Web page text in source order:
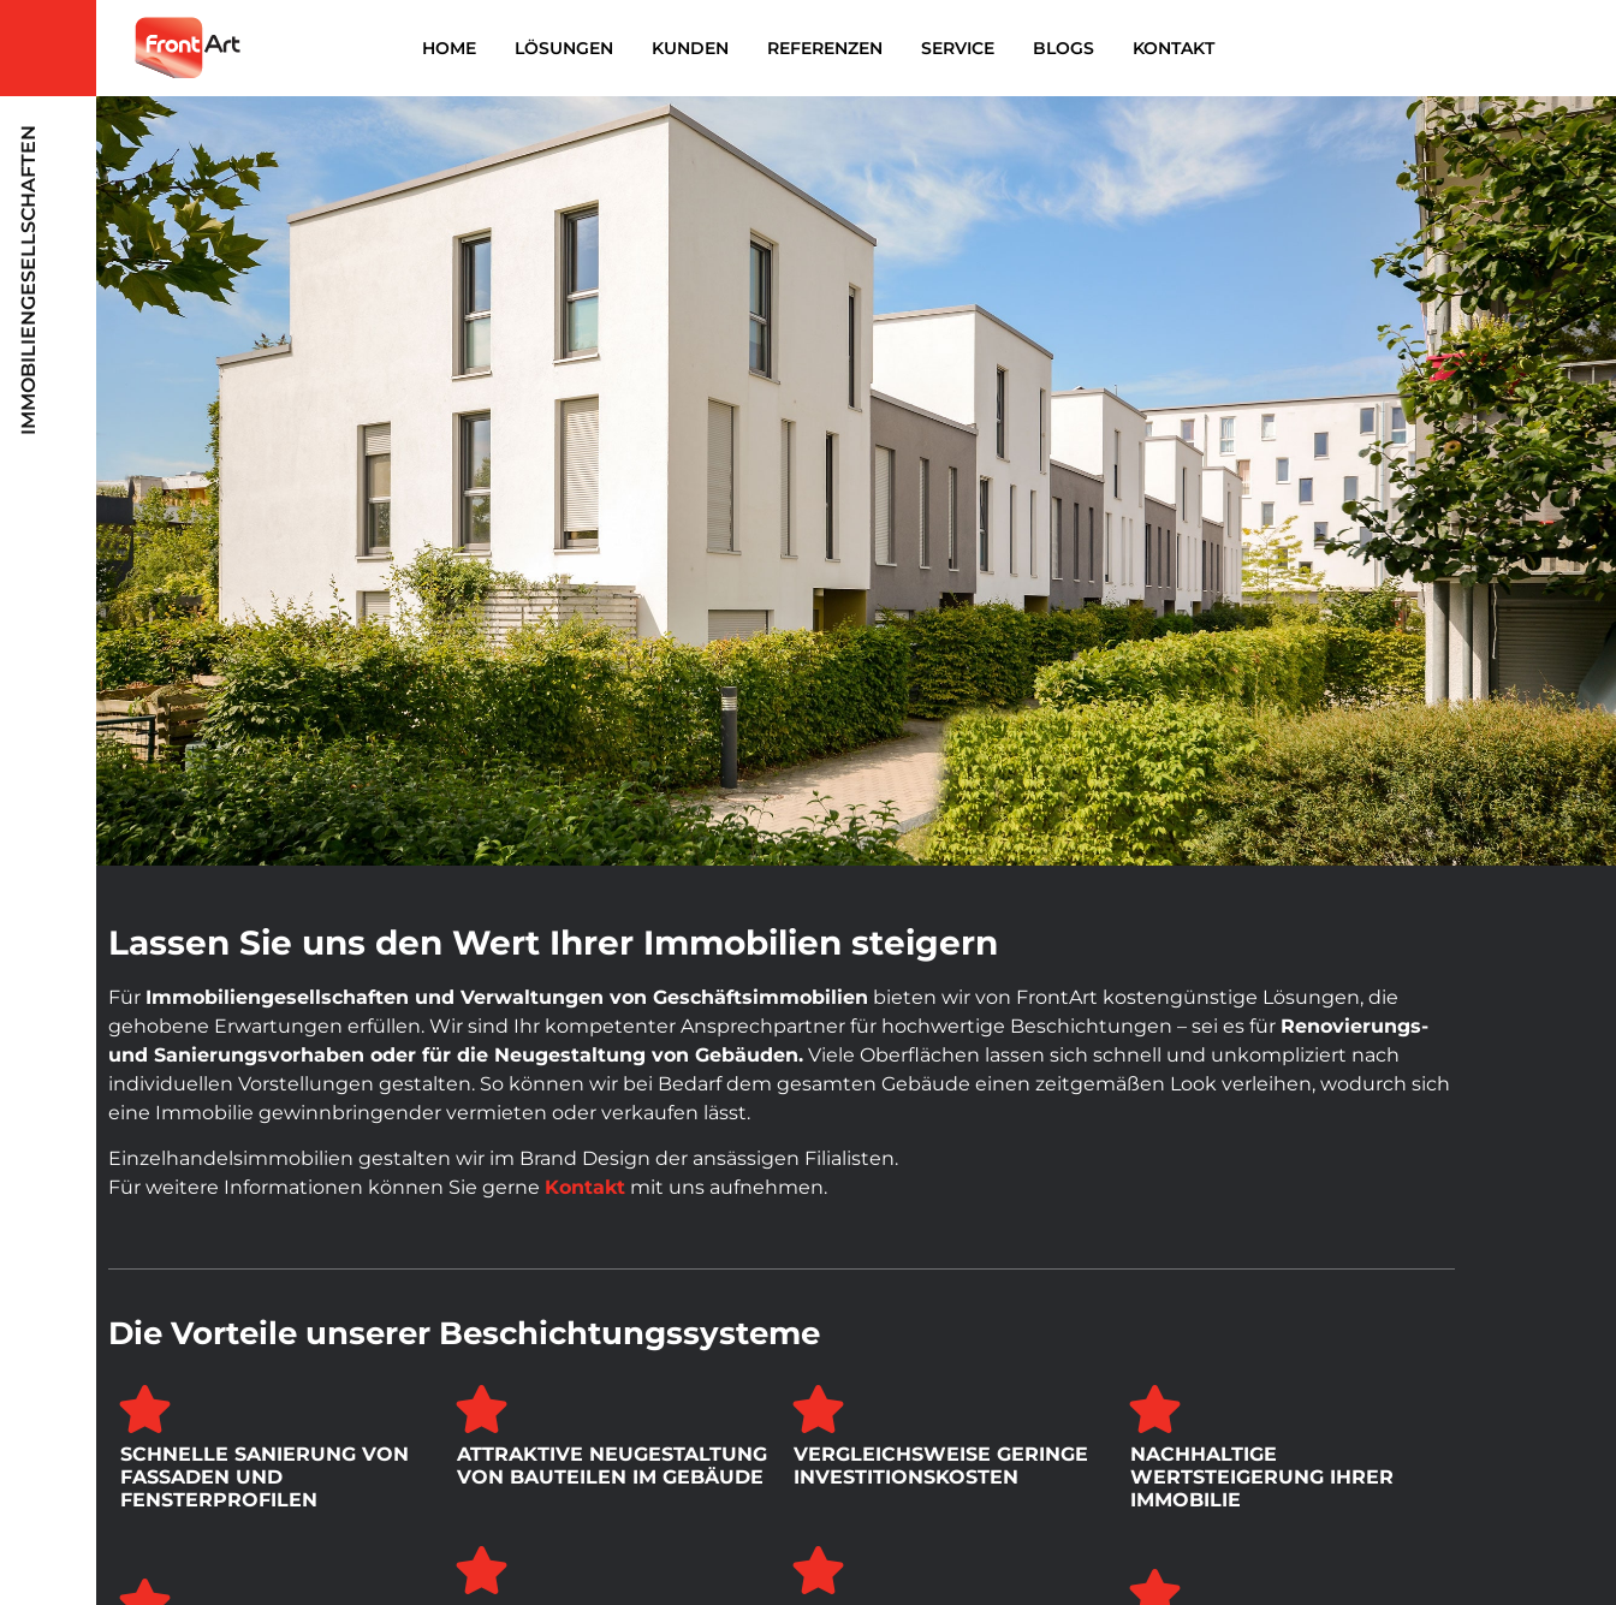
HOME LÖSUNGEN KUNDEN REFERENZEN SERVICE BLOGS KONTAKT
IMMOBILIENGESELLSCHAFTEN
Lassen Sie uns den Wert Ihrer Immobilien steigern
Für Immobiliengesellschaften und Verwaltungen von Geschäftsimmobilien bieten wir von FrontArt kostengünstige Lösungen, die
gehobene Erwartungen erfüllen. Wir sind Ihr kompetenter Ansprechpartner für hochwertige Beschichtungen – sei es für Renovierungs-
und Sanierungsvorhaben oder für die Neugestaltung von Gebäuden. Viele Oberflächen lassen sich schnell und unkompliziert nach
individuellen Vorstellungen gestalten. So können wir bei Bedarf dem gesamten Gebäude einen zeitgemäßen Look verleihen, wodurch sich
eine Immobilie gewinnbringender vermieten oder verkaufen lässt.
Einzelhandelsimmobilien gestalten wir im Brand Design der ansässigen Filialisten.
Für weitere Informationen können Sie gerne Kontakt mit uns aufnehmen.
Die Vorteile unserer Beschichtungssysteme
SCHNELLE SANIERUNG VON
FASSADEN UND
FENSTERPROFILEN
ATTRAKTIVE NEUGESTALTUNG
VON BAUTEILEN IM GEBÄUDE
VERGLEICHSWEISE GERINGE
INVESTITIONSKOSTEN
NACHHALTIGE
WERTSTEIGERUNG IHRER
IMMOBILIE